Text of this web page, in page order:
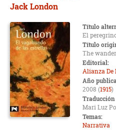
Jack London
Título
El
Título
The
Editorial:
Alianza De
Año
2008 (1915)
Traducción
Mari Luz
Temas:
Narrativa